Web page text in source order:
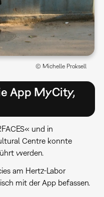
App MyCity,
und in
Centre konnte
werden.
am Hertz-Labor
mit der App befassen.
© Michelle Proksell